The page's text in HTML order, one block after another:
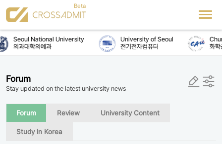
Seoul National University
의과대학의예과
University of Seoul
전기전자컴퓨터
화학
Forum
Stay updated on the latest university news
Forum Review University Content
Study in Korea